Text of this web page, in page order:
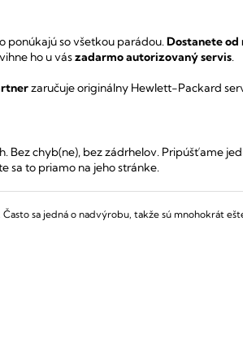
ponúkajú so všetkou parádou.Dostanete od
ho u vászadarmo autorizovaný servis.
zaručuje originálny Hewlett-Packard
Bez chyb(ne), bez zádrhelov. Pripúšťame
sa to priamo na jeho stránke.
Často sa jedná o nadvýrobu, takže sú mnohokrát